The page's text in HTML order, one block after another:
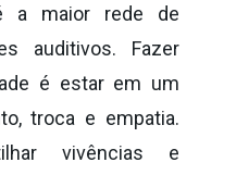
a maior rede de
auditivos. Fazer
é estar em um
troca e empatia.
vivências e